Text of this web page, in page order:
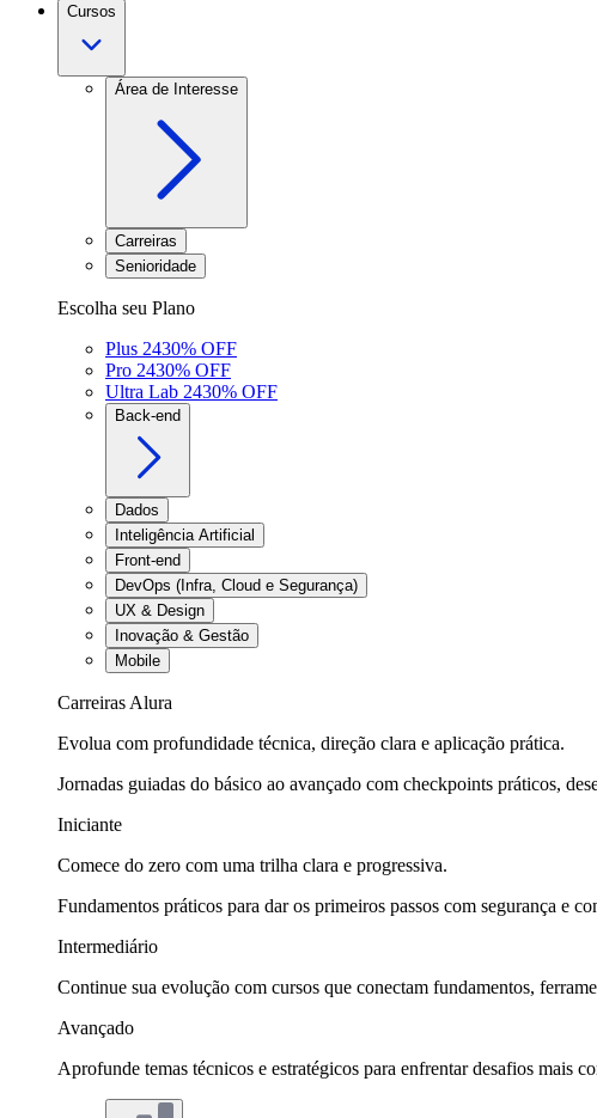
Cursos
Área de Interesse
Carreiras
Senioridade
Escolha seu Plano
Plus 2430% OFF
Pro 2430% OFF
Ultra Lab 2430% OFF
Back-end
Dados
Inteligência Artificial
Front-end
DevOps (Infra, Cloud e Segurança)
UX & Design
Inovação & Gestão
Mobile
Carreiras Alura
Evolua com profundidade técnica, direção clara e aplicação prática.
Jornadas guiadas do básico ao avançado com checkpoints práticos,
Iniciante
Comece do zero com uma trilha clara e progressiva.
Fundamentos práticos para dar os primeiros passos com segurança e
Intermediário
Continue sua evolução com cursos que conectam fundamentos,
Avançado
Aprofunde temas técnicos e estratégicos para enfrentar desafios mais